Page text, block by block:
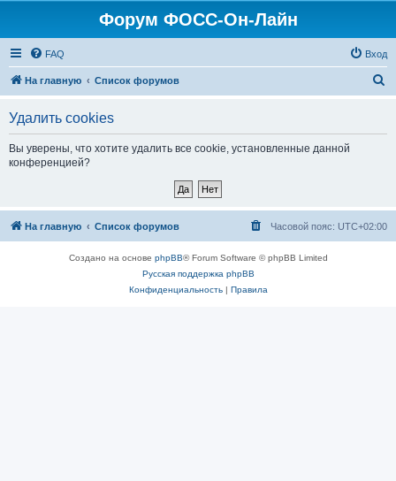
Форум ФОСС-Он-Лайн
FAQ Вход
На главную Список форумов
Удалить cookies
Вы уверены, что хотите удалить все cookie, установленные данной
конференцией?
На главную Список форумов Часовой пояс: UTC+02:00
Создано на основе phpBB® Forum Software © phpBB Limited
Русская поддержка phpBB
Конфиденциальность| Правила